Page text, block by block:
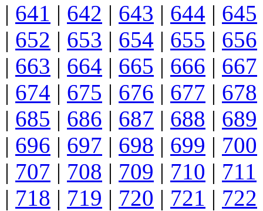
| 641 | 642 | 643 | 644 | 645
| 652 | 653 | 654 | 655 | 656
| 663 | 664 | 665 | 666 | 667
| 674 | 675 | 676 | 677 | 678
| 685 | 686 | 687 | 688 | 689
| 696 | 697 | 698 | 699 | 700
| 707 | 708 | 709 | 710 | 711
| 718 | 719 | 720 | 721 | 722